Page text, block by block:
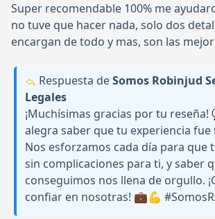
Super recomendable 100% me
no tuve que hacer nada, solo dos
encargan de todo y mas, son las
Respuesta deSomos Robinjud
Legales
¡Muchísimas gracias por tu reseña!
alegra saber que tu experiencia fue
Nos esforzamos cada día para que
sin complicaciones para ti, y saber
conseguimos nos llena de orgullo.
confiar en nosotras! 💼💪